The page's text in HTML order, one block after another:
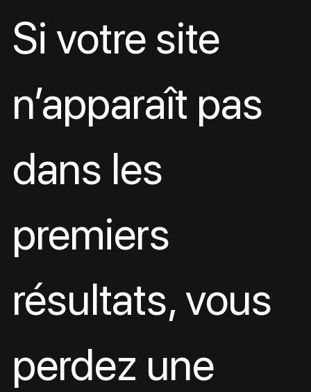
Si votre site
n’apparaît pas
dans les
premiers
résultats, vous
perdez une